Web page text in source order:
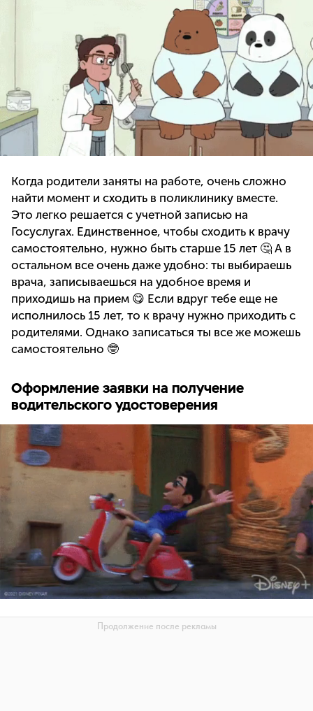
Когда родители заняты на работе, очень сложно
найти момент и сходить в поликлинику вместе.
Это легко решается с учетной записью на
Госуслугах. Единственное, чтобы сходить к врачу
самостоятельно, нужно быть старше 15 лет 🤔 А в
остальном все очень даже удобно: ты выбираешь
врача, записываешься на удобное время и
приходишь на прием 😋 Если вдруг тебе еще не
исполнилось 15 лет, то к врачу нужно приходить с
родителями. Однако записаться ты все же можешь
самостоятельно 🤓
Оформление заявки на получение
водительского удостоверения